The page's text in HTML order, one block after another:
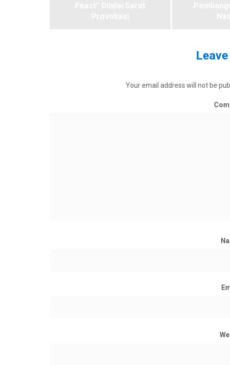
Your email address will not be